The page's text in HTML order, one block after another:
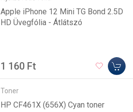
Apple iPhone 12 Mini TG Bond 2.5D
HD Üvegfólia - Átlátszó
1 160 Ft
Toner
HP CF461X (656X) Cyan toner